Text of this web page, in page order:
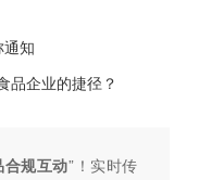
知
品企业的捷径？
合规互动”！ 实时传